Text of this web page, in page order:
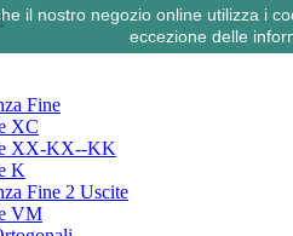
Fine
XC
XX-KX--KK
K
Fine 2 Uscite
VM
il nostro negozio online utilizza i
eccezione delle